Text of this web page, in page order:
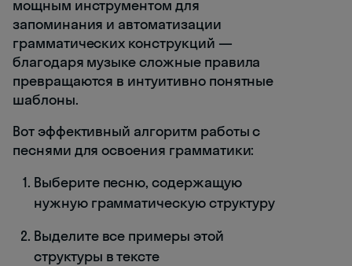
мощным инструментом для
запоминания и автоматизации
грамматических конструкций —
благодаря музыке сложные правила
превращаются в интуитивно понятные
шаблоны.
Вот эффективный алгоритм работы с
песнями для освоения грамматики:
Выберите песню, содержащую
нужную грамматическую структуру
Выделите все примеры этой
структуры в тексте